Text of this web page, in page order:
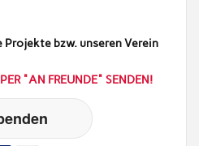
bzw. unseren Verein
"AN FREUNDE" SENDEN!